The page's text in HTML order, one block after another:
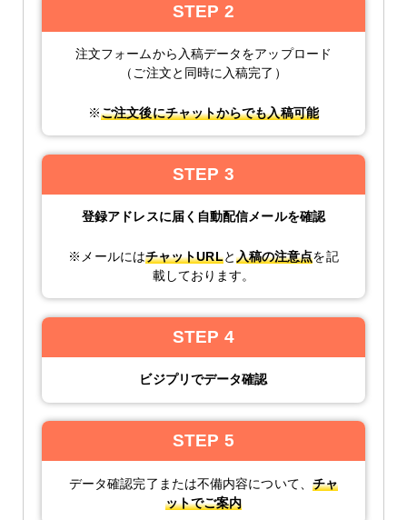
STEP 2
注文フォームから入稿データをアップロード
（ご注文と同時に入稿完了）
※ご注文後にチャットからでも入稿可能
STEP 3
登録アドレスに届く自動配信メールを確認
※メールにはチャットURLと入稿の注意点を記
載しております。
STEP 4
ビジプリでデータ確認
STEP 5
データ確認完了または不備内容について、 チャ
ットでご案内